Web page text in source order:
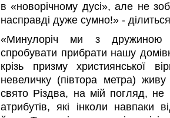
в «новорічному дусі», але не
насправді дуже сумно!» -
«Минулоріч ми з дружиною
спробувати прибрати нашу
крізь призму християнської
невеличку (півтора метра)
свято Різдва, на мій погляд, не
атрибутів, які інколи навпаки